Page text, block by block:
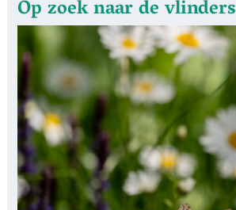
Op zoek naar de vlinders